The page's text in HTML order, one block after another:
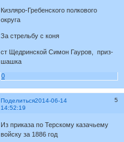
Кизляро-Гребенского полкового
округа
За стрельбу с коня
ст Щедринской Симон Гауров, приз-
шашка
0
Поделиться 5
2014-06-14
14:52:19
Из приказа по Терскому казачьему
войску за 1886 год